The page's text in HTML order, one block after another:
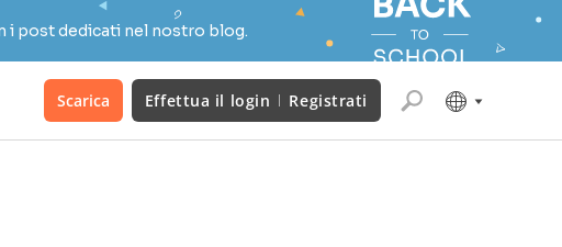
i post dedicati nel nostro blog.
Scarica Effettua il login Registrati